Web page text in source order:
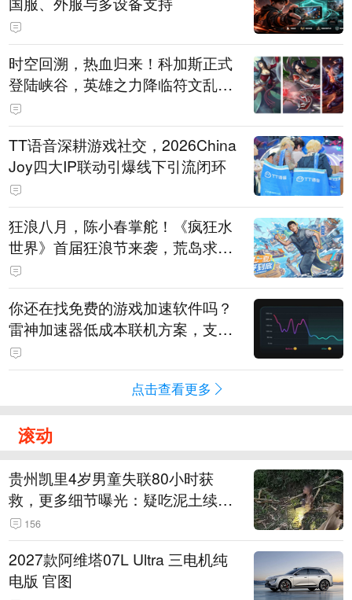
时空回溯，热血归来！科加斯正式
登陆峡谷，英雄之力降临符文乱
斗！
TT语音深耕游戏社交，2026China
Joy四大IP联动引爆线下引流闭环
狂浪八月，陈小春掌舵！《疯狂水
世界》首届狂浪节来袭，荒岛求生
直播即将开启
你还在找免费的游戏加速软件吗？
雷神加速器低成本联机方案，支持
免费试用
点击查看更多
滚动
贵州凯里4岁男童失联80小时获
救，更多细节曝光：疑吃泥土续
命，搜救至20米附近错过多找3天
156
2027款阿维塔07L Ultra 三电机纯
电版 官图